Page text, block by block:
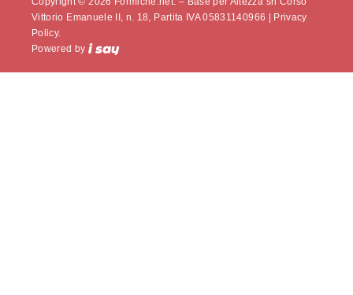
Vittorio Emanuele II, n. 18, Partita IVA 05831140966 |
Privacy
Policy.
Powered by